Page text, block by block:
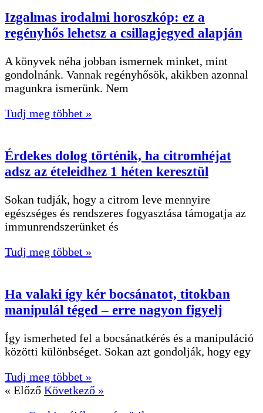
Izgalmas irodalmi horoszkóp: ez a
regényhős lehetsz a csillagjegyed alapján
A könyvek néha jobban ismernek minket, mint
gondolnánk. Vannak regényhősök, akikben azonnal
magunkra ismerünk. Nem
Tudj meg többet »
Érdekes dolog történik, ha citromhéjat
adsz az ételeidhez 1 héten keresztül
Sokan tudják, hogy a citrom leve mennyire
egészséges és rendszeres fogyasztása támogatja az
immunrendszerünket és
Tudj meg többet »
Ha valaki így kér bocsánatot, titokban
manipulál téged – erre nagyon figyelj
Így ismerheted fel a bocsánatkérés és a manipuláció
közötti különbséget. Sokan azt gondolják, hogy egy
Tudj meg többet »
« Előző Következő »